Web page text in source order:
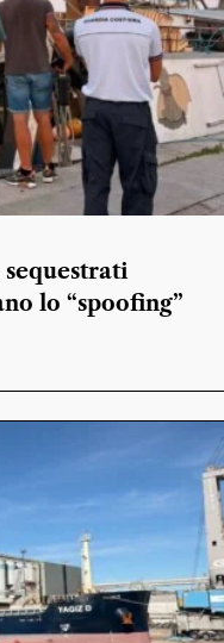
lo “spoofing”